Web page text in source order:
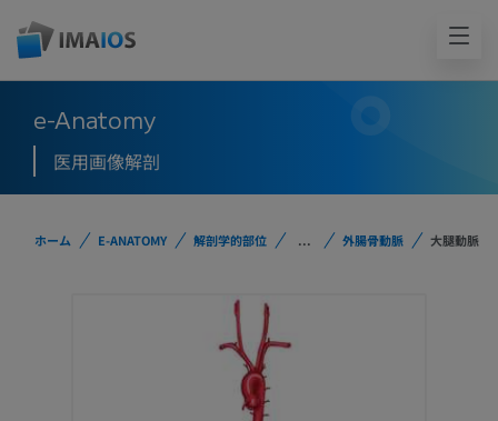
e-Anatomy
医用画像解剖
ホーム E-ANATOMY 解剖学的部位 ... 外腸骨動脈 大腿動脈